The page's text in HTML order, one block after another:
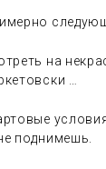
на
…
поднимешь.